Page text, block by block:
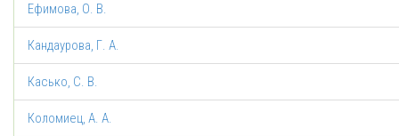
Ефимова, О. В.
Кандаурова, Г. А.
Касько, С. В.
Коломиец, А. А.